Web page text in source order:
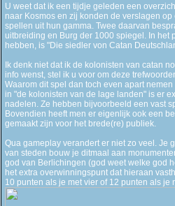
U weet dat ik een tijdje geleden een
naar Kosmos en zij konden de verslagen
spellen uit hun gamma. Twee daarvan
uitbreiding en Burg der 1000 spiegel. In het
hebben, is "Die siedler von Catan
Ik denk niet dat ik de kolonisten van catan
info wenst, stel ik u voor om deze
Waarom dit spel dan toch even apart
in "de kolonisten van de lage landen" is er
nadelen. Ze hebben bijvoorbeeld een vast
Bovendien heeft men er eigenlijk ook een
gemaakt zijn voor het brede(re) publiek.
Qua gameplay verandert er niet zo veel. Je
van steden bouw je ditmaal aan
god van Berlichingen (god weet welke god
het extra overwinningspunt dat hieraan
10 punten als je met vier of 12 punten als je